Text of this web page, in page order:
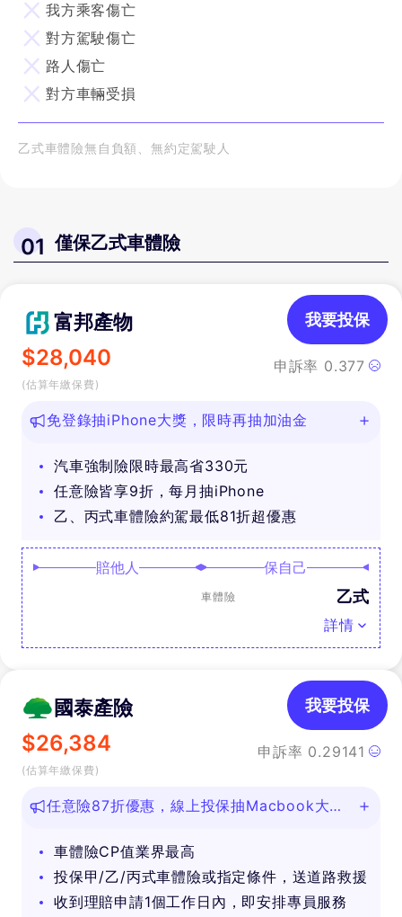
我方乘客傷亡
對方駕駛傷亡
路人傷亡
對方車輛受損
乙式車體險無自負額、無約定駕駛人
01 僅保乙式車體險
富邦產物
$28,040
(估算年繳保費)
申訴率 0.377
我要投保
免登錄抽iPhone大獎，限時再抽加油金
汽車強制險限時最高省330元
任意險皆享9折，每月抽iPhone
乙、丙式車體險約駕最低81折超優惠
賠他人 保自己
車體險 乙式
詳情
國泰產險
$26,384
(估算年繳保費)
申訴率 0.29141
我要投保
任意險87折優惠，線上投保抽Macbook大
車體險CP值業界最高
投保甲/乙/丙式車體險或指定條件，送道路救援
收到理賠申請1個工作日內，即安排專員服務